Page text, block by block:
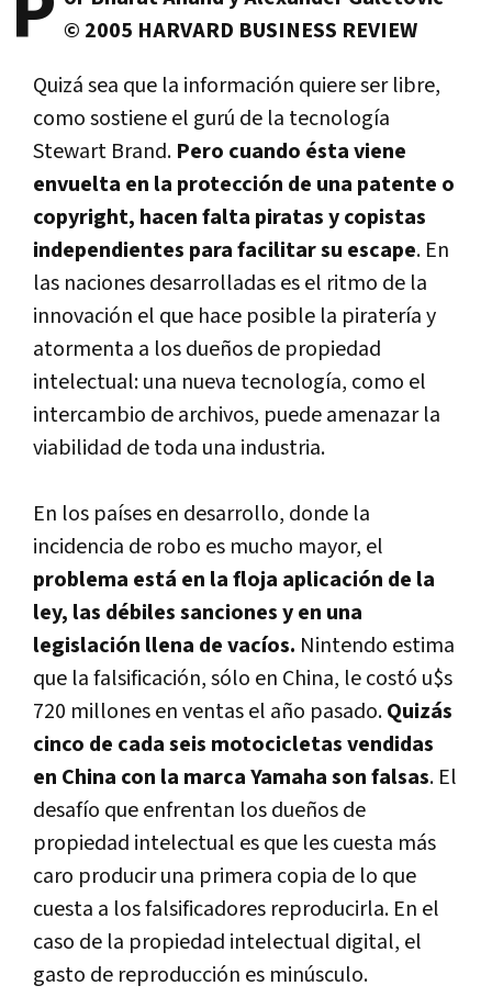
© 2005 HARVARD BUSINESS REVIEW
Quizá sea que la información quiere ser libre,
como sostiene el gurú de la tecnologí­a
Stewart Brand. Pero cuando ésta viene
envuelta en la protección de una patente o
copyright, hacen falta piratas y copistas
independientes para facilitar su escape. En
las naciones desarrolladas es el ritmo de la
innovación el que hace posible la piraterí­a y
atormenta a los dueños de propiedad
intelectual: una nueva tecnologí­a, como el
intercambio de archivos, puede amenazar la
viabilidad de toda una industria.
En los paí­ses en desarrollo, donde la
incidencia de robo es mucho mayor, el
problema está en la floja aplicación de la
ley, las débiles sanciones y en una
legislación llena de vací­os. Nintendo estima
que la falsificación, sólo en China, le costó u$s
720 millones en ventas el año pasado.Quizás
cinco de cada seis motocicletas vendidas
en China con la marca Yamaha son falsas. El
desafí­o que enfrentan los dueños de
propiedad intelectual es que les cuesta más
caro producir una primera copia de lo que
cuesta a los falsificadores reproducirla. En el
caso de la propiedad intelectual digital, el
gasto de reproducción es minúsculo.